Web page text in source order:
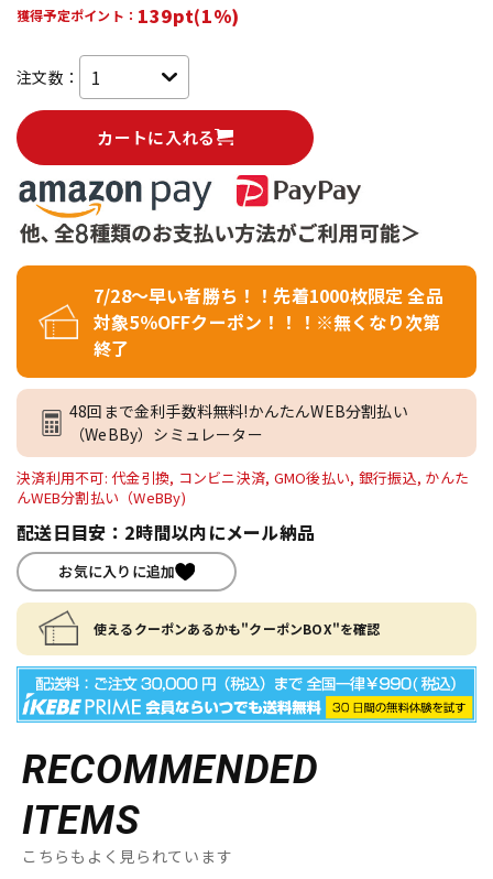
獲得予定ポイント： 139pt(1%)
注文数：
カートに入れる
7/28～早い者勝ち！！先着1000枚限定 全品
対象5％OFFクーポン！！！※無くなり次第
終了
48回まで金利手数料無料!かんたんWEB分割払い
（WeBBy）シミュレーター
決済利用不可: 代金引換, コンビニ決済, GMO後払い, 銀行振込, かんた
んWEB分割払い（WeBBy)
配送日目安：2時間以内にメール納品
お気に入りに追加
使えるクーポンあるかも"クーポンBOX"を確認
RECOMMENDED
ITEMS
こちらもよく見られています